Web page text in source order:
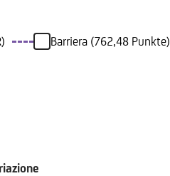
Barriera (762,48 Punkte)